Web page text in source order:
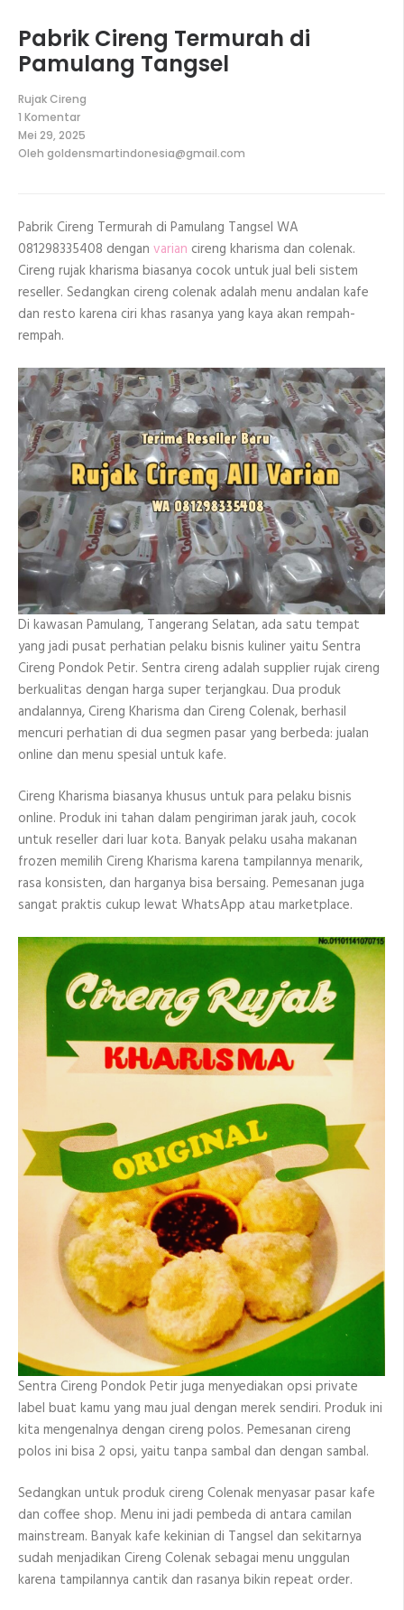
Pabrik Cireng Termurah di
Pamulang Tangsel
Rujak Cireng
1 Komentar
pada
Pabrik
Cireng
Mei 29, 2025
Oleh goldensmartindonesia@gmail.com
Pabrik Cireng Termurah di Pamulang Tangsel WA
081298335408 dengan varian cireng kharisma dan colenak.
Cireng rujak kharisma biasanya cocok untuk jual beli sistem
reseller. Sedangkan cireng colenak adalah menu andalan kafe
dan resto karena ciri khas rasanya yang kaya akan rempah-
rempah.
Di kawasan Pamulang, Tangerang Selatan, ada satu tempat
yang jadi pusat perhatian pelaku bisnis kuliner yaitu Sentra
Cireng Pondok Petir. Sentra cireng adalah supplier rujak cireng
berkualitas dengan harga super terjangkau. Dua produk
andalannya, Cireng Kharisma dan Cireng Colenak, berhasil
mencuri perhatian di dua segmen pasar yang berbeda: jualan
online dan menu spesial untuk kafe.
Cireng Kharisma biasanya khusus untuk para pelaku bisnis
online. Produk ini tahan dalam pengiriman jarak jauh, cocok
untuk reseller dari luar kota. Banyak pelaku usaha makanan
frozen memilih Cireng Kharisma karena tampilannya menarik,
rasa konsisten, dan harganya bisa bersaing. Pemesanan juga
sangat praktis cukup lewat WhatsApp atau marketplace.
Sentra Cireng Pondok Petir juga menyediakan opsi private
label buat kamu yang mau jual dengan merek sendiri. Produk ini
kita mengenalnya dengan cireng polos. Pemesanan cireng
polos ini bisa 2 opsi, yaitu tanpa sambal dan dengan sambal.
Sedangkan untuk produk cireng Colenak menyasar pasar kafe
dan coffee shop. Menu ini jadi pembeda di antara camilan
mainstream. Banyak kafe kekinian di Tangsel dan sekitarnya
sudah menjadikan Cireng Colenak sebagai menu unggulan
karena tampilannya cantik dan rasanya bikin repeat order.